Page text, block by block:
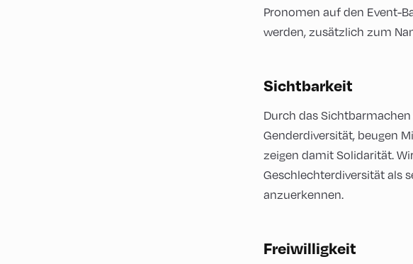
Pronomen auf den Event-
werden, zusätzlich zum
Sichtbarkeit
Durch das
Genderdiversität, beugen
zeigen damit Solidarität.
Geschlechterdiversität als
anzuerkennen.
Freiwilligkeit